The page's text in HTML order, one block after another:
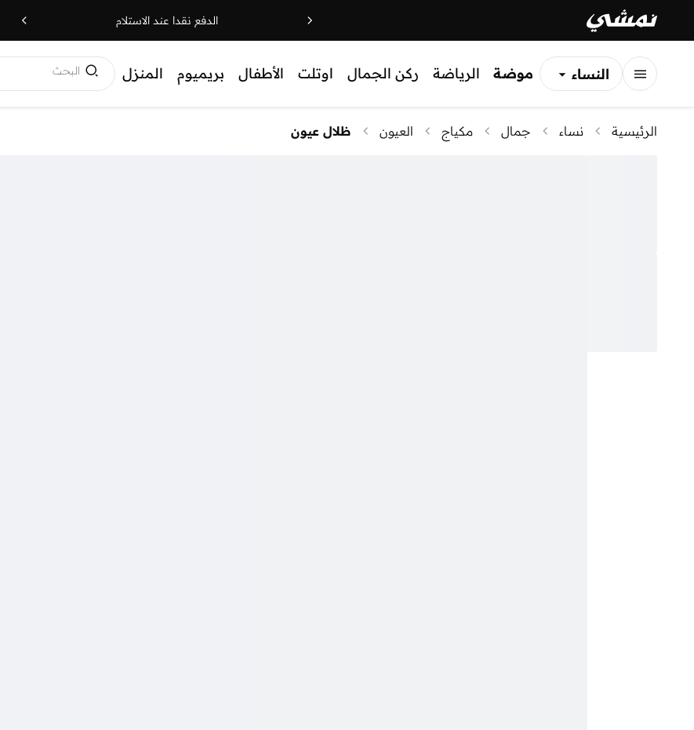
الدفع نقدا عند الاستلام
النساء
موضة الرياضة ركن الجمال اوتلت الأطفال بريميوم المنزل البحث
الرئيسية نساء جمال مكياج العيون ظلال عيون